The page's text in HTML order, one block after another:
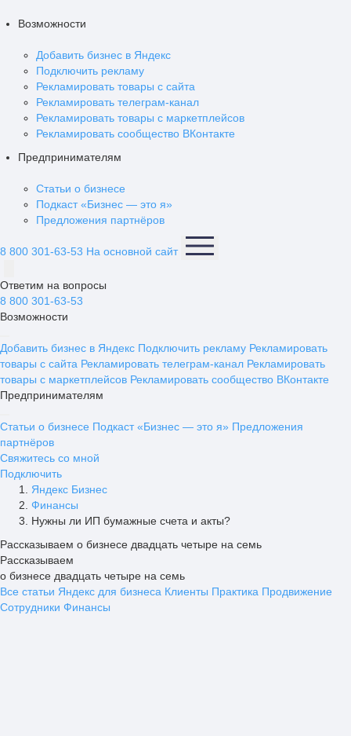
Возможности
Добавить бизнес в Яндекс
Подключить рекламу
Рекламировать товары с сайта
Рекламировать телеграм-канал
Рекламировать товары с маркетплейсов
Рекламировать сообщество ВКонтакте
Предпринимателям
Статьи о бизнесе
Подкаст «Бизнес — это я»
Предложения партнёров
8 800 301-63-53 На основной сайт
Ответим на вопросы
8 800 301-63-53
Возможности
Добавить бизнес в Яндекс Подключить рекламу Рекламировать
товары с сайта Рекламировать телеграм-канал Рекламировать
товары с маркетплейсов Рекламировать сообщество ВКонтакте
Предпринимателям
Статьи о бизнесе Подкаст «Бизнес — это я» Предложения
партнёров
Свяжитесь со мной
Подключить
Яндекс Бизнес
Финансы
Нужны ли ИП бумажные счета и акты?
Рассказываем о бизнесе двадцать четыре на семь
Рассказываем
о бизнесе двадцать четыре на семь
Все статьи Яндекс для бизнеса Клиенты Практика Продвижение
Сотрудники Финансы